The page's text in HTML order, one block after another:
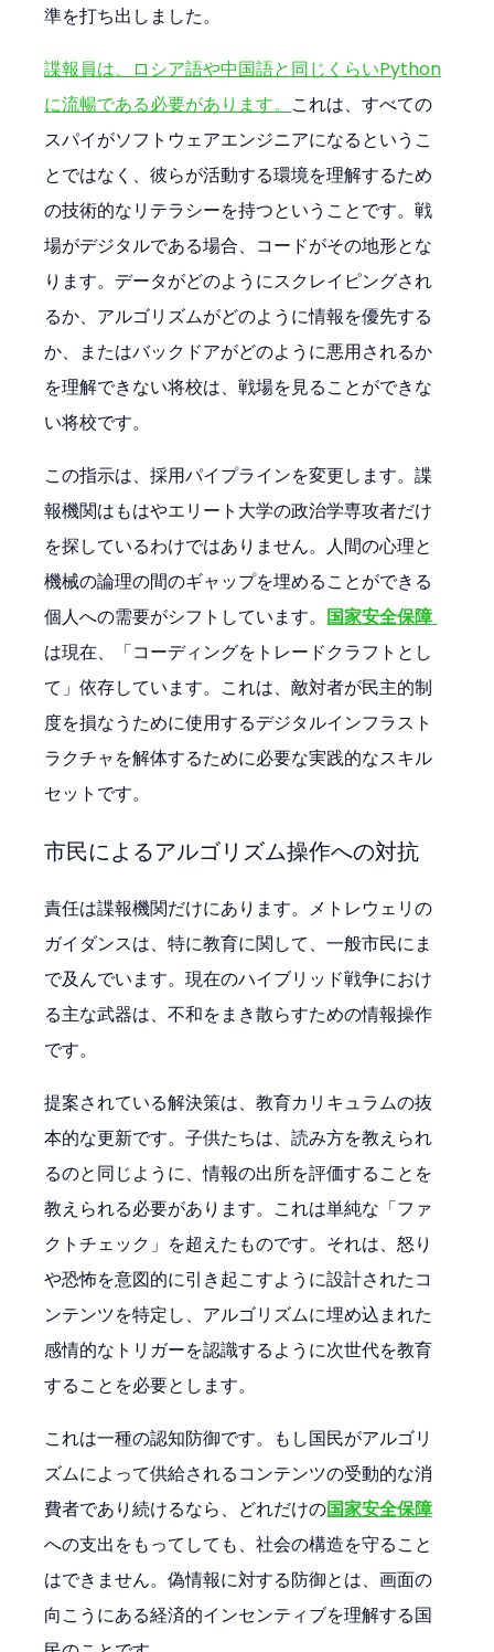
準を打ち出しました。
諜報員は、ロシア語や中国語と同じくらいPython
に流暢である必要があります。 これは、すべての
スパイがソフトウェアエンジニアになるというこ
とではなく、彼らが活動する環境を理解するため
の技術的なリテラシーを持つということです。戦
場がデジタルである場合、コードがその地形とな
ります。データがどのようにスクレイピングされ
るか、アルゴリズムがどのように情報を優先する
か、またはバックドアがどのように悪用されるか
を理解できない将校は、戦場を見ることができな
い将校です。
この指示は、採用パイプラインを変更します。諜
報機関はもはやエリート大学の政治学専攻者だけ
を探しているわけではありません。人間の心理と
機械の論理の間のギャップを埋めることができる
個人への需要がシフトしています。 国家安全保障
は現在、「コーディングをトレードクラフトとし
て」依存しています。これは、敵対者が民主的制
度を損なうために使用するデジタルインフラスト
ラクチャを解体するために必要な実践的なスキル
セットです。
市民によるアルゴリズム操作への対抗
責任は諜報機関だけにあります。メトレウェリの
ガイダンスは、特に教育に関して、一般市民にま
で及んでいます。現在のハイブリッド戦争におけ
る主な武器は、不和をまき散らすための情報操作
です。
提案されている解決策は、教育カリキュラムの抜
本的な更新です。子供たちは、読み方を教えられ
るのと同じように、情報の出所を評価することを
教えられる必要があります。これは単純な「ファ
クトチェック」を超えたものです。それは、怒り
や恐怖を意図的に引き起こすように設計されたコ
ンテンツを特定し、アルゴリズムに埋め込まれた
感情的なトリガーを認識するように次世代を教育
することを必要とします。
これは一種の認知防御です。もし国民がアルゴリ
ズムによって供給されるコンテンツの受動的な消
費者であり続けるなら、どれだけの国家安全保障
への支出をもってしても、社会の構造を守ること
はできません。偽情報に対する防御とは、画面の
向こうにある経済的インセンティブを理解する国